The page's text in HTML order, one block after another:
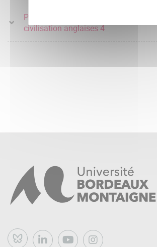
Parcours - Langue et
civilisation anglaises 4
Bluesky